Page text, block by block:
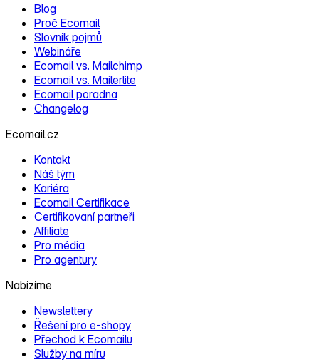
Blog
Proč Ecomail
Slovník pojmů
Webináře
Ecomail vs. Mailchimp
Ecomail vs. Mailerlite
Ecomail poradna
Changelog
Ecomail.cz
Kontakt
Náš tým
Kariéra
Ecomail Certifikace
Certifikovaní partneři
Affiliate
Pro média
Pro agentury
Nabízíme
Newslettery
Řešení pro e‑shopy
Přechod k Ecomailu
Služby na míru